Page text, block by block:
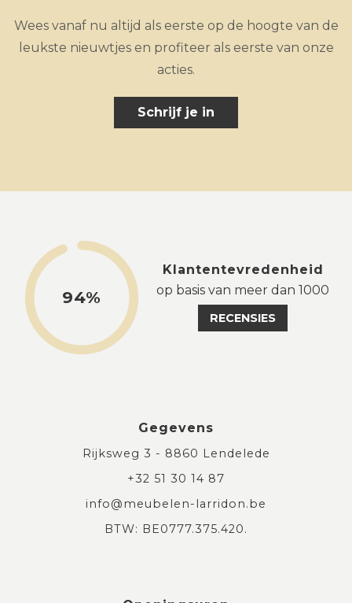
Wees vanaf nu altijd als eerste op de hoogte van de
leukste nieuwtjes en profiteer als eerste van onze
acties.
Schrijf je in
94%
Klantentevredenheid
op basis van meer dan 1000
RECENSIES
Gegevens
Rijksweg 3 - 8860 Lendelede
+32 51 30 14 87
info@meubelen-larridon.be
BTW: BE0777.375.420.